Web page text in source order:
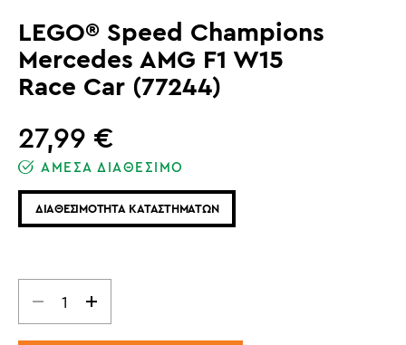
LEGO® Speed Champions
Mercedes AMG F1 W15
Race Car (77244)
27,99 €
ΑΜΕΣΑ ΔΙΑΘΕΣΙΜΟ
ΔΙΑΘΕΣΙΜΟΤΗΤΑ ΚΑΤΑΣΤΗΜΑΤΩΝ